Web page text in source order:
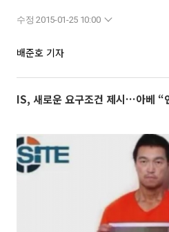
수정 2015-01-25 10:00
배준호 기자
IS, 새로운 요구조건 제시…아베 “